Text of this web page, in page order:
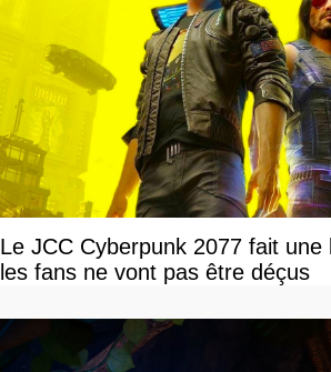
Le JCC Cyberpunk 2077 fait une
les fans ne vont pas être déçus